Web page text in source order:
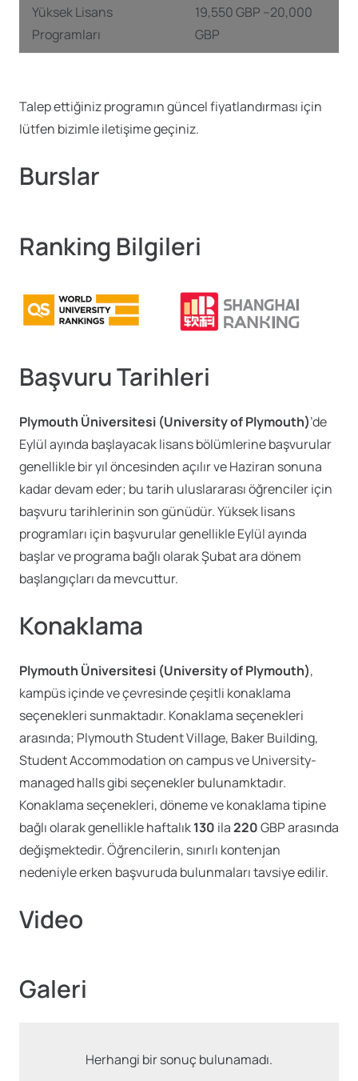
Yüksek Lisans
Programları
19,550 GBP –20,000
GBP
Talep ettiğiniz programın güncel fiyatlandırması için
lütfen bizimle iletişime geçiniz.
Burslar
Ranking Bilgileri
Başvuru Tarihleri
Plymouth Üniversitesi (University of Plymouth)’de
Eylül ayında başlayacak lisans bölümlerine başvurular
genellikle bir yıl öncesinden açılır ve Haziran sonuna
kadar devam eder; bu tarih uluslararası öğrenciler için
başvuru tarihlerinin son günüdür. Yüksek lisans
programları için başvurular genellikle Eylül ayında
başlar ve programa bağlı olarak Şubat ara dönem
başlangıçları da mevcuttur.
Konaklama
Plymouth Üniversitesi (University of Plymouth),
kampüs içinde ve çevresinde çeşitli konaklama
seçenekleri sunmaktadır. Konaklama seçenekleri
arasında; Plymouth Student Village, Baker Building,
Student Accommodation on campus ve University-
managed halls gibi seçenekler bulunamktadır.
Konaklama seçenekleri, döneme ve konaklama tipine
bağlı olarak genellikle haftalık130 ila220GBP arasında
değişmektedir. Öğrencilerin, sınırlı kontenjan
nedeniyle erken başvuruda bulunmaları tavsiye edilir.
Video
Galeri
Herhangi bir sonuç bulunamadı.